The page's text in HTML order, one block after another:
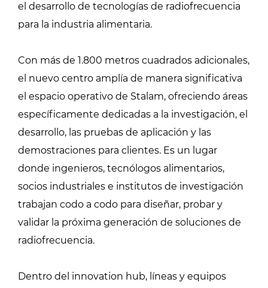
el desarrollo de tecnologías de radiofrecuencia
para la industria alimentaria.
Con más de 1.800 metros cuadrados adicionales,
el nuevo centro amplía de manera significativa
el espacio operativo de Stalam, ofreciendo áreas
específicamente dedicadas a la investigación, el
desarrollo, las pruebas de aplicación y las
demostraciones para clientes. Es un lugar
donde ingenieros, tecnólogos alimentarios,
socios industriales e institutos de investigación
trabajan codo a codo para diseñar, probar y
validar la próxima generación de soluciones de
radiofrecuencia.
Dentro del innovation hub, líneas y equipos